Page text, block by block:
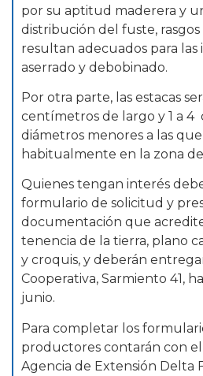
por su aptitud maderera y
distribución del fuste,
resultan adecuados para las
aserrado y debobinado.
Por otra parte, las estacas
centímetros de largo y 1 a 4
diámetros menores a las
habitualmente en la zona
Quienes tengan interés
formulario de solicitud y
documentación que
tenencia de la tierra, plano
y croquis, y deberán
Cooperativa, Sarmiento 41,
junio.
Para completar los
productores contarán con el
Agencia de Extensión Delta